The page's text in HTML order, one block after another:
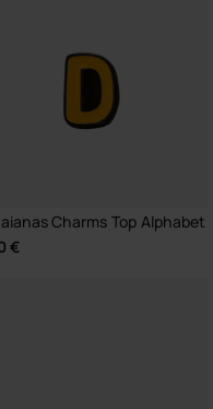
Charms Top Alphabet
€